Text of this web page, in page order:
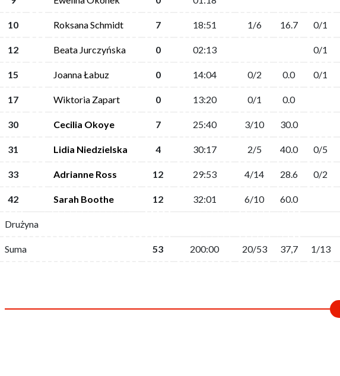
10 Roksana Schmidt 7 18:51 1/6 16.7 0/1
12 Beata Jurczyńska 0 02:13 0/1
15 Joanna Łabuz 0 14:04 0/2 0.0 0/1
17 Wiktoria Zapart 0 13:20 0/1 0.0
30 Cecilia Okoye 7 25:40 3/10 30.0
31 Lidia Niedzielska 4 30:17 2/5 40.0 0/5
33 Adrianne Ross 12 29:53 4/14 28.6 0/2
42 Sarah Boothe 12 32:01 6/10 60.0
Drużyna
Suma 53 200:00 20/53 37,7 1/13